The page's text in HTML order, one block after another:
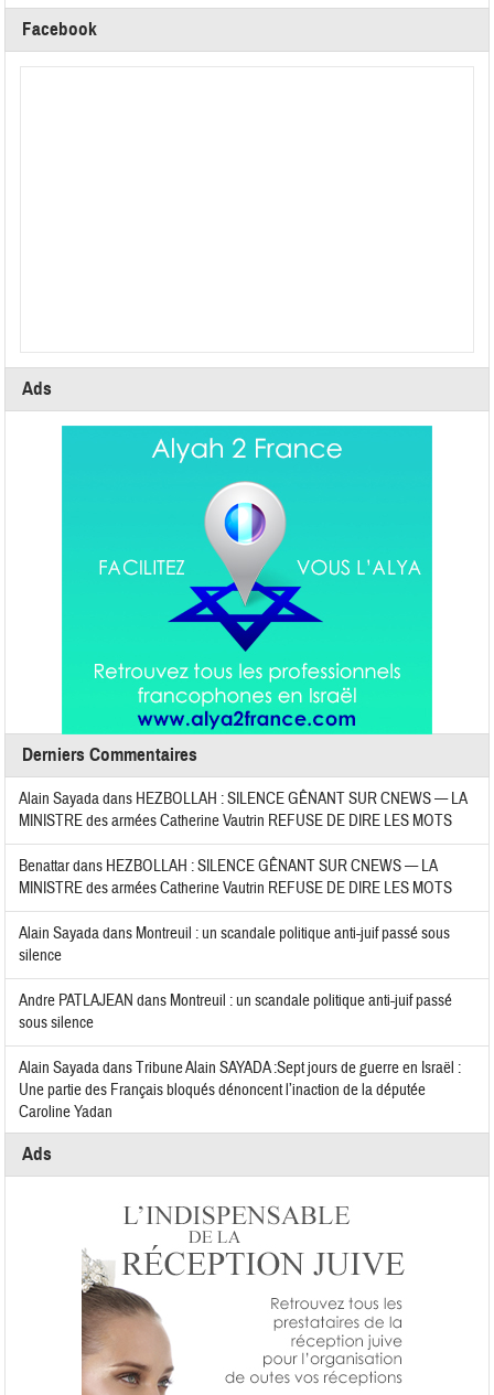
Facebook
Ads
Derniers Commentaires
Alain Sayadadans HEZBOLLAH : SILENCE GÊNANT SUR CNEWS — LA
MINISTRE des armées Catherine Vautrin REFUSE DE DIRE LES MOTS
Benattardans HEZBOLLAH : SILENCE GÊNANT SUR CNEWS — LA
MINISTRE des armées Catherine Vautrin REFUSE DE DIRE LES MOTS
Alain Sayadadans Montreuil : un scandale politique anti-juif passé sous
silence
Andre PATLAJEAN dans Montreuil : un scandale politique anti-juif passé
sous silence
Alain SayadadansTribune Alain SAYADA :Sept jours de guerre en Israël :
Une partie des Français bloqués dénoncent l’inaction de la députée
Caroline Yadan
Ads